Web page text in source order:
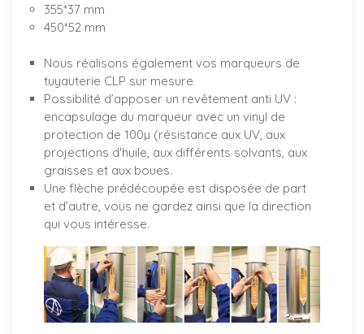
355*37 mm
450*52 mm
Nous réalisons également vos marqueurs de
tuyauterie CLP sur mesure
Possibilité d’apposer un revêtement anti UV :
encapsulage du marqueur avec un vinyl de
protection de 100µ (résistance aux UV, aux
projections d'huile, aux différents solvants, aux
graisses et aux boues.
Une flèche prédécoupée est disposée de part
et d’autre, vous ne gardez ainsi que la direction
qui vous intéresse.